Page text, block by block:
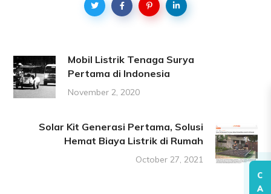
Mobil Listrik Tenaga Surya
Pertama di Indonesia
November 2, 2020
Solar Kit Generasi Pertama, Solusi
Hemat Biaya Listrik di Rumah
October 27, 2021
C
A